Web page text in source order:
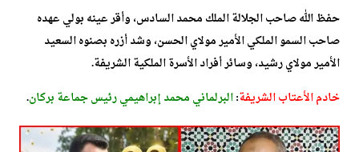
حفظ الله صاحب الجلالة الملك محمد السادس، وأقر عينه بولي عهده
صاحب السمو الملكي الأمير مولاي الحسن، وشد أزره بصنوه السعيد
الأمير مولاي رشيد، وسائر أفراد الأسرة الملكية الشريفة.
خادم الأعتاب الشريفة:البرلماني محمد إبراهيمي رئيس جماعة بركان.